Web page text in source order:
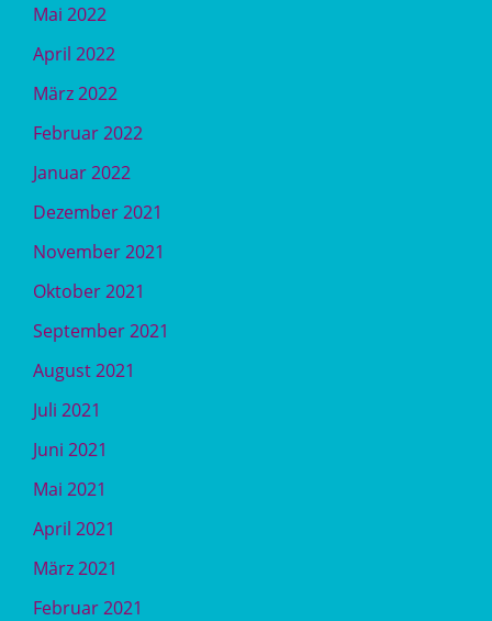
Mai 2022
April 2022
März 2022
Februar 2022
Januar 2022
Dezember 2021
November 2021
Oktober 2021
September 2021
August 2021
Juli 2021
Juni 2021
Mai 2021
April 2021
März 2021
Februar 2021